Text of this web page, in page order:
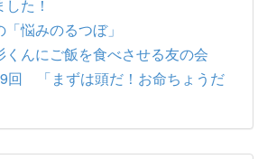
た！
悩みのるつぼ」
んにご飯を食べさせる友の会
回 「まずは頭だ！お命ちょうだ